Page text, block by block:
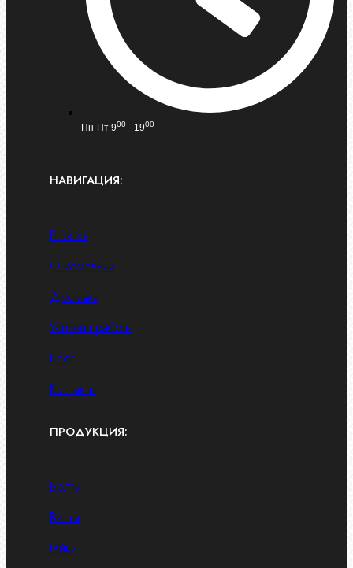
Пн-Пт 900 - 1900
НАВИГАЦИЯ:
Главная
О компании
Доставка
Условия работы
Блог
Контакты
ПРОДУКЦИЯ:
Болты
Винты
Гайки